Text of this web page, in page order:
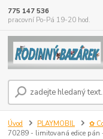
775 147 536
pracovní Po-Pá 19-20 hod.
Úvod PLAYMOBIL ✿
70289 - limitovaná edice pán